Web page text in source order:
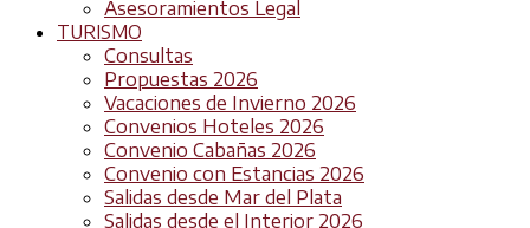
Asesoramientos Legal
TURISMO
Consultas
Propuestas 2026
Vacaciones de Invierno 2026
Convenios Hoteles 2026
Convenio Cabañas 2026
Convenio con Estancias 2026
Salidas desde Mar del Plata
Salidas desde el Interior 2026